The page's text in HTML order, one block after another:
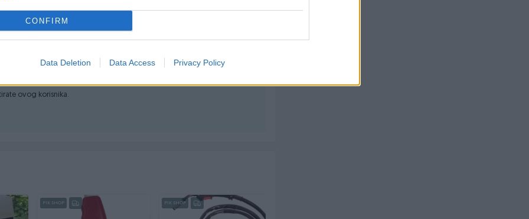
CONFIRM
Data Deletion Data Access Privacy Policy
ovog korisnika.
PIK SHOP PIK SHOP